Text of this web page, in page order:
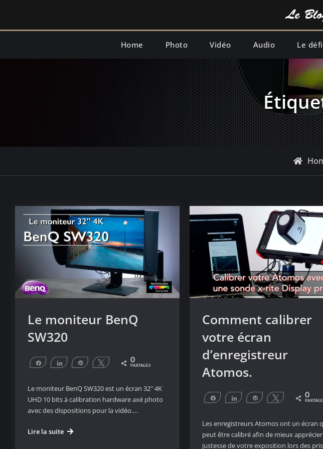
content
Home Photo Vidéo Audio Le défi
Le moniteur BenQ
SW320
Partagez Partagez Épingle Tweetez 0
PARTAGES
Le moniteur BenQ SW320 est un écran 32″ 4K
UHD 10 bits à calibration hardware axé photo
avec des dispositions pour la vidéo.…
Lire la suiteLe
Comment calibrer
votre écran
d’enregistreur
Atomos.
Partagez Partagez Épingle Tweetez 0
Les enregistreurs Atomos ont un écran
peut être calibré afin de mieux
justesse de votre exposition lors des